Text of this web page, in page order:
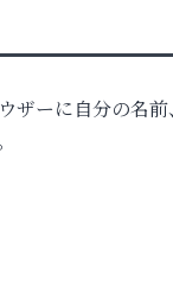
ザーに自分の名前